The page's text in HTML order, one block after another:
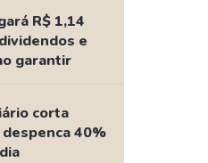
R$ 1,14
e
garantir
corta
40%